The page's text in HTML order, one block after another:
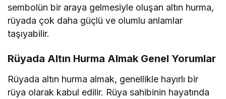
sembolün bir araya gelmesiyle oluşan altın hurma,
rüyada çok daha güçlü ve olumlu anlamlar
taşıyabilir.
Rüyada Altın Hurma Almak Genel Yorumlar
Rüyada altın hurma almak, genellikle hayırlı bir
rüya olarak kabul edilir. Rüya sahibinin hayatında